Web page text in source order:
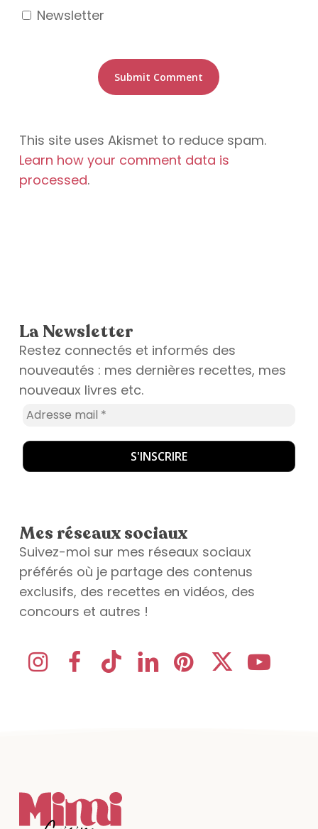
Newsletter
This site uses Akismet to reduce spam.
Learn how your comment data is
processed.
La Newsletter
Restez connectés et informés des
nouveautés : mes dernières recettes, mes
nouveaux livres etc.
Mes réseaux sociaux
Suivez-moi sur mes réseaux sociaux
préférés où je partage des contenus
exclusifs, des recettes en vidéos, des
concours et autres !